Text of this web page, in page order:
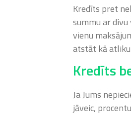
Kredīts pret
summu ar
vienu
atstāt kā
Kredīts
Ja Jums
jāveic,